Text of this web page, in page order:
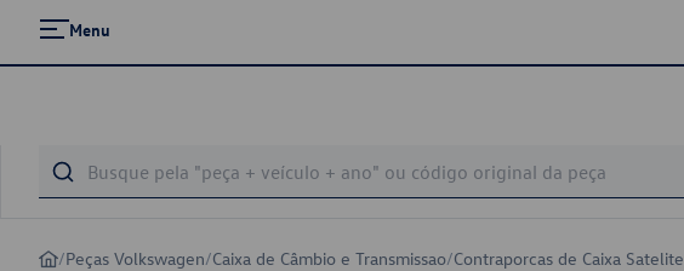
Menu
/Peças Volkswagen/Caixa de Câmbio e Transmissao/Contraporcas de Caixa Satelite